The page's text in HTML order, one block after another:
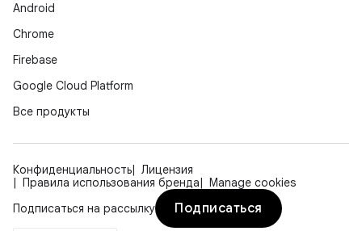
Android
Chrome
Firebase
Google Cloud Platform
Все продукты
Конфиденциальность
Лицензия
Правила использования бренда
Manage cookies
Подписаться на рассылку
Подписаться